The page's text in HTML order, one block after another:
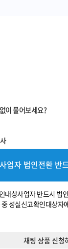
이 물어보세요?
업자 법인전환 반
대상사업자 반드시 법
성실신고확인대상자
염두해두고 계실텐데
채팅 상품 신청